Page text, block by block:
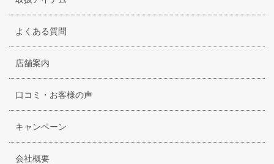
よくある質問
店舗案内
口コミ・お客様の声
キャンペーン
会社概要